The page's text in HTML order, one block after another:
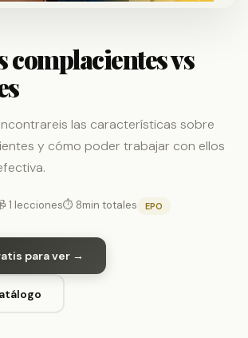
complacientes vs
las características sobre
y cómo poder trabajar con ellos
1 lecciones⏱ 8min totales EPO
para ver →